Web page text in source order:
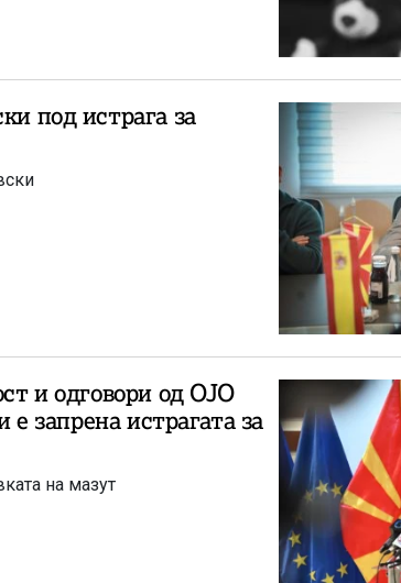
под истрага за
и одговори од ОЈО
запрена истрагата за
на мазут